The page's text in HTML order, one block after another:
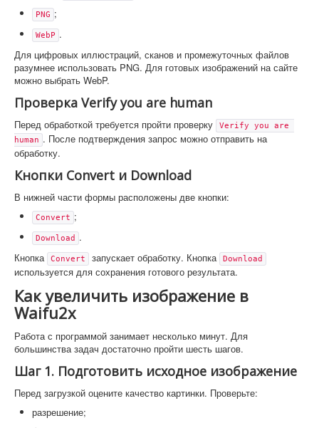
PNG ;
WebP .
Для цифровых иллюстраций, сканов и промежуточных файлов
разумнее использовать PNG. Для готовых изображений на сайте
можно выбрать WebP.
Проверка Verify you are human
Перед обработкой требуется пройти проверку
Verify you are
human . После подтверждения запрос можно отправить на
обработку.
Кнопки Convert и Download
В нижней части формы расположены две кнопки:
Convert ;
Download
.
Кнопка
Convert запускает обработку. Кнопка Download
используется для сохранения готового результата.
Как увеличить изображение в
Waifu2x
Работа с программой занимает несколько минут. Для
большинства задач достаточно пройти шесть шагов.
Шаг 1. Подготовить исходное изображение
Перед загрузкой оцените качество картинки. Проверьте:
разрешение;